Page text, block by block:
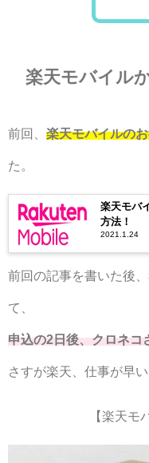
楽天モバイル
前回、 楽天モバイルの
た。
楽天モバ
方法！
2021.1.24
前回の記事を書いた後
て、
申込の2日後、クロネコ
さすが楽天、仕事が早い
【楽天モ